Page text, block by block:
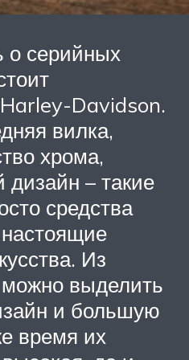
о серийных
Davidson.
вилка,
хрома,
дизайн – такие
средства
Из
выделить
и большую
время их